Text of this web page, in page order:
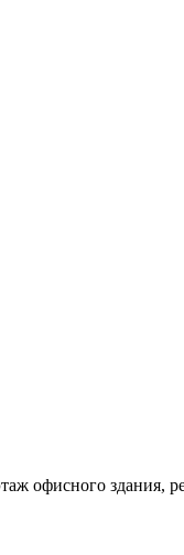
офисного здания,